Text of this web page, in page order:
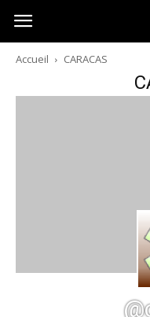
Australia-
australie.com
Accueil CARACAS